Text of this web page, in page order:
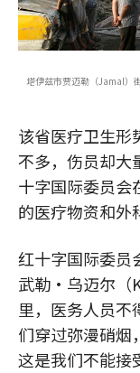
塔伊兹市贾迈勒（Jamal）
该省医疗卫生形
不多，伤员却大
十字国际委员会
的医疗物资和外
红十字国际委
武勒·乌迈尔（
里，医务人员不
们穿过弥漫硝烟
这是我们不能接